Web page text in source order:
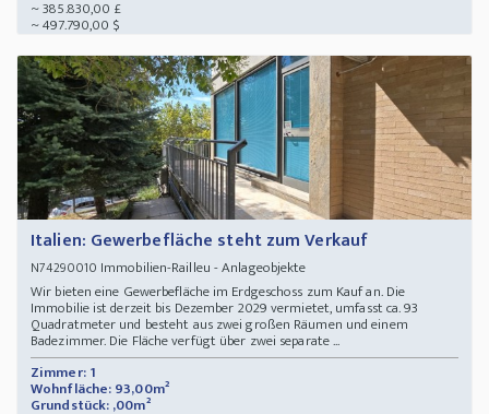
~ 385.830,00 £
~ 497.790,00 $
Italien: Gewerbefläche steht zum Verkauf
N74290010 Immobilien-Railleu - Anlageobjekte
Wir bieten eine Gewerbefläche im Erdgeschoss zum Kauf an. Die
Immobilie ist derzeit bis Dezember 2029 vermietet, umfasst ca. 93
Quadratmeter und besteht aus zwei großen Räumen und einem
Badezimmer. Die Fläche verfügt über zwei separate ...
Zimmer: 1
Wohnfläche: 93,00m²
Grundstück: ,00m²